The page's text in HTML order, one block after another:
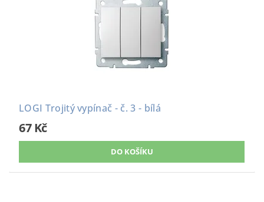
LOGI Trojitý vypínač - č. 3 - bílá
67 Kč